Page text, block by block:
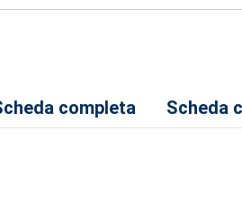
completa Scheda